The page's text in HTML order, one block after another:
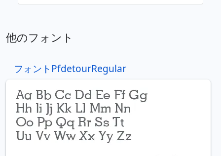
他のフォント
フォントPfdetourRegular